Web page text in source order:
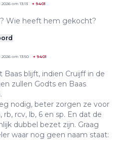
om 13:13 + 9401
Wie heeft hem gekocht?
om 13:50 + 9401
blijft, indien Cruijff in de
zullen Godts en Baas
nodig, beter zorgen ze voor
rcv, lb, 6 en sp. En dat de
dubbel bezet zijn. Graag
waar nog geen naam staat: